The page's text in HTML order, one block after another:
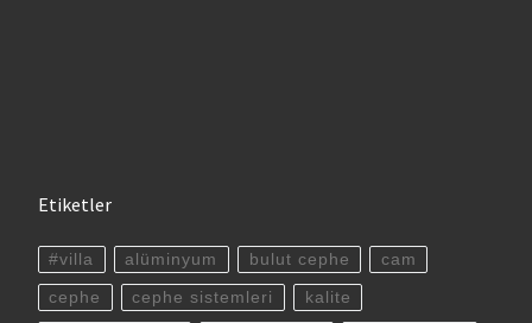
Etiketler
#villa alüminyum bulut cephe cam
cephe cephe sistemleri kalite